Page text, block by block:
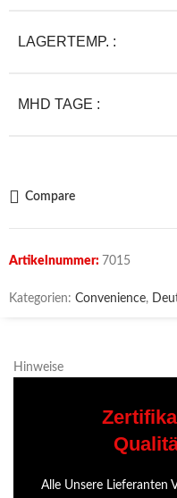
LAGERTEMP. :
MHD TAGE :
Compare
Artikelnummer: 7015
Kategorien: Convenience,
Hinweise
Alle Unsere Lieferanten